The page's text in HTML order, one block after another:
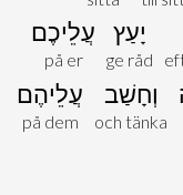
יָעַץ
ge råd
עֲלֵיכֶם
på er
וְחָשַׁב
och tänka
עֲלֵיהֶם
på dem